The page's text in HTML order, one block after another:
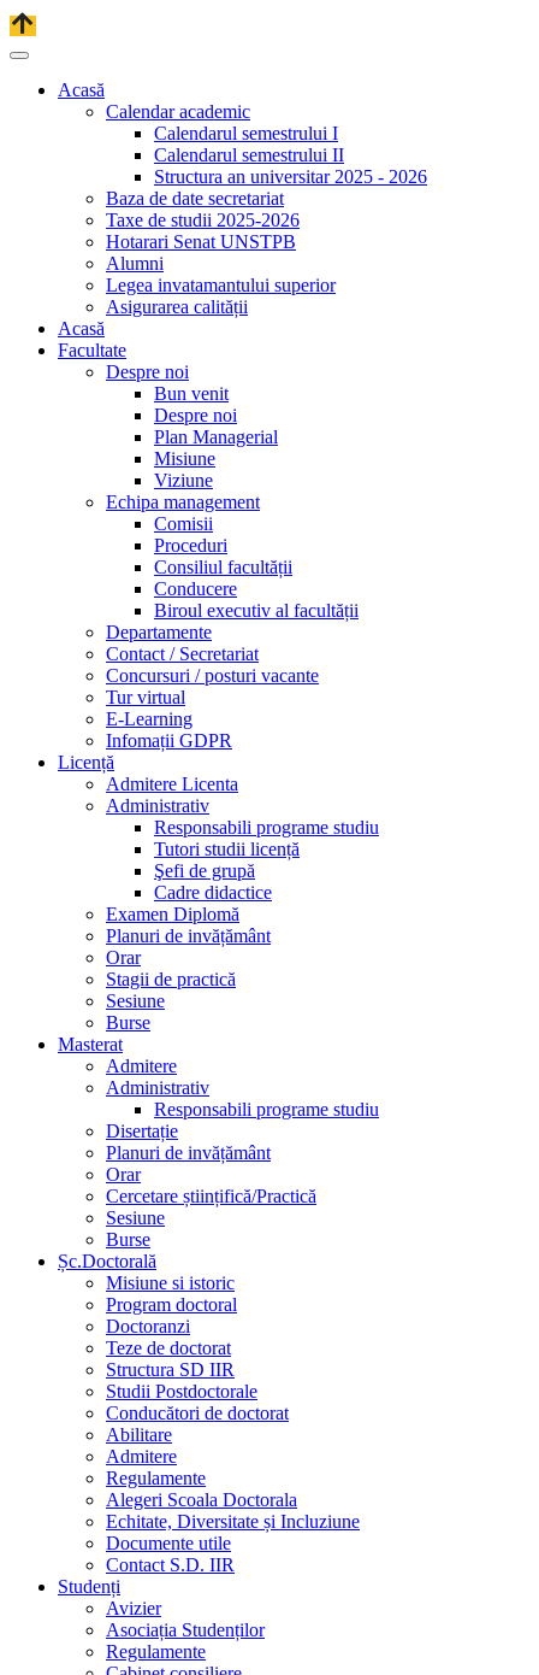
Acasă
Calendar academic
Calendarul semestrului I
Calendarul semestrului II
Structura an universitar 2025 - 2026
Baza de date secretariat
Taxe de studii 2025-2026
Hotarari Senat UNSTPB
Alumni
Legea invatamantului superior
Asigurarea calității
Acasă
Facultate
Despre noi
Bun venit
Despre noi
Plan Managerial
Misiune
Viziune
Echipa management
Comisii
Proceduri
Consiliul facultății
Conducere
Biroul executiv al facultății
Departamente
Contact / Secretariat
Concursuri / posturi vacante
Tur virtual
E-Learning
Infomații GDPR
Licență
Admitere Licenta
Administrativ
Responsabili programe studiu
Tutori studii licență
Şefi de grupă
Cadre didactice
Examen Diplomă
Planuri de invățământ
Orar
Stagii de practică
Sesiune
Burse
Masterat
Admitere
Administrativ
Responsabili programe studiu
Disertație
Planuri de invățământ
Orar
Cercetare științifică/Practică
Sesiune
Burse
Șc.Doctorală
Misiune si istoric
Program doctoral
Doctoranzi
Teze de doctorat
Structura SD IIR
Studii Postdoctorale
Conducători de doctorat
Abilitare
Admitere
Regulamente
Alegeri Scoala Doctorala
Echitate, Diversitate și Incluziune
Documente utile
Contact S.D. IIR
Studenți
Avizier
Asociația Studenților
Regulamente